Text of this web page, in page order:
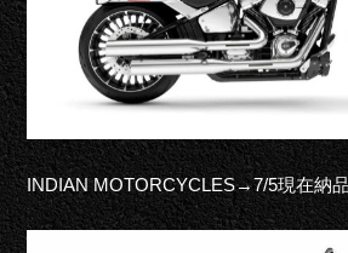
INDIAN MOTORCYCLES→7/5現在納